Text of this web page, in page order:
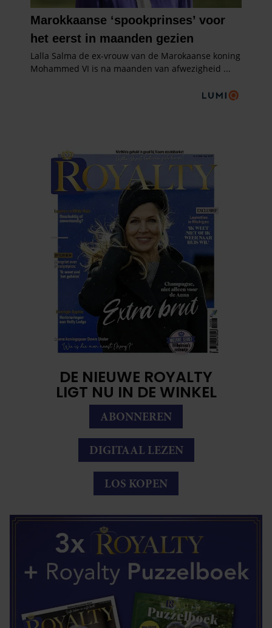
DE NIEUWE ROYALTY
LIGT NU IN DE WINKEL
ABONNEREN
DIGITAAL LEZEN
LOS KOPEN